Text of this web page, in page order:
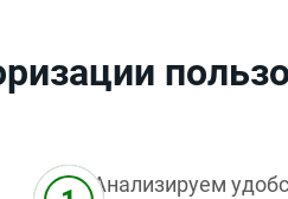
Анализируем